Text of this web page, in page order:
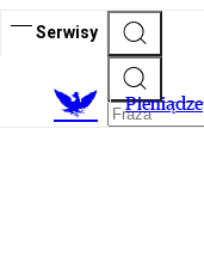
Serwisy
Pieniądze